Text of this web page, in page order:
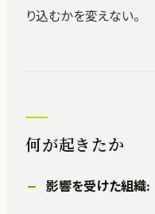
り込むかを変えない。
何が起きたか
影響を受けた組織: